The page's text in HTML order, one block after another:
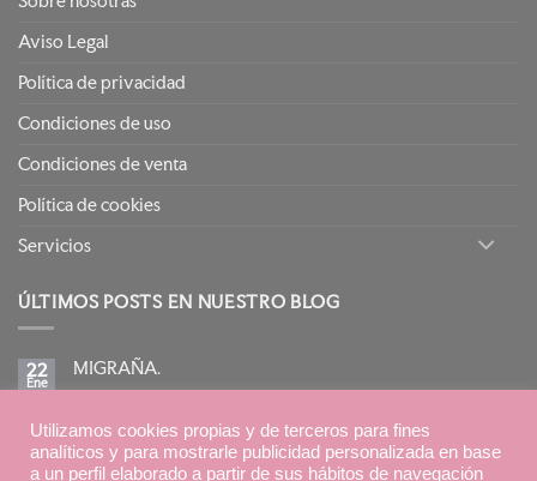
Aviso Legal
Política de privacidad
Condiciones de uso
Condiciones de venta
Política de cookies
Servicios
ÚLTIMOS POSTS EN NUESTRO BLOG
22
Ene
MIGRAÑA.
No
en
MIGRAÑA.
15
BIRETIX ISOREPAIR: PIELES GRASAS TENDENCIA
ACNEICA CON TRATAMIENTOS RETINOIDES
No
Utilizamos cookies propias y de terceros para fines
analíticos y para mostrarle publicidad personalizada en base
a un perfil elaborado a partir de sus hábitos de navegación